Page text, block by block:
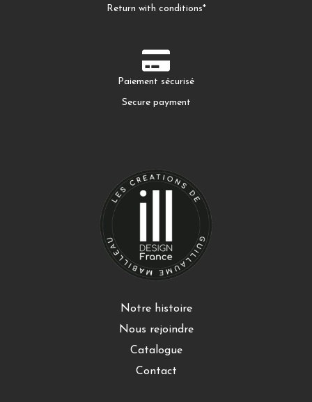
Return with conditions*
Paiement sécurisé
Secure payment
Notre histoire
Nous rejoindre
Catalogue
Contact